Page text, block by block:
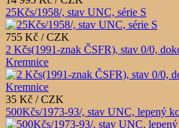
25Kčs/1958/, stav UNC, série S
755 Kč / CZK
2 Kčs(1991-znak ČSFR), stav 0/0,
Kremnice
35 Kč / CZK
500Kčs/1973-93/, stav UNC, lepený